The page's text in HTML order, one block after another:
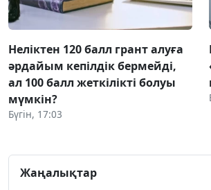
Неліктен 120 балл грант алуға
әрдайым кепілдік бермейді,
ал 100 балл жеткілікті болуы
мүмкін?
Бүгін, 17:03
Жаңалықтар